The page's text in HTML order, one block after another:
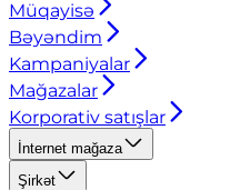
Müqayisə
Bəyəndim
Kampaniyalar
Mağazalar
Korporativ satışlar
İnternet mağaza
Şirkət